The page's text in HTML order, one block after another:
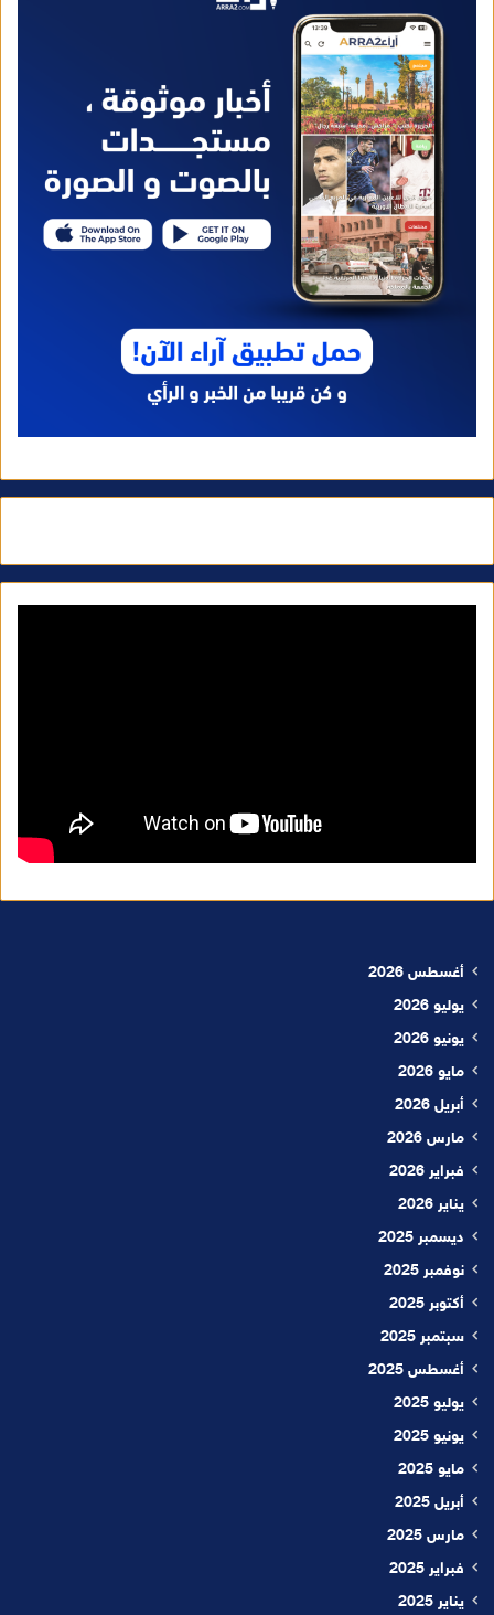
أغسطس 2026
يوليو 2026
يونيو 2026
مايو 2026
أبريل 2026
مارس 2026
فبراير 2026
يناير 2026
ديسمبر 2025
نوفمبر 2025
أكتوبر 2025
سبتمبر 2025
أغسطس 2025
يوليو 2025
يونيو 2025
مايو 2025
أبريل 2025
مارس 2025
فبراير 2025
يناير 2025